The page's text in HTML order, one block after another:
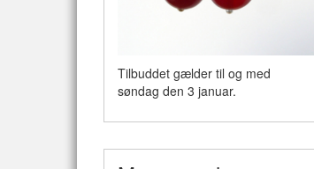
Tilbuddet gælder til og med
søndag den 3 januar.